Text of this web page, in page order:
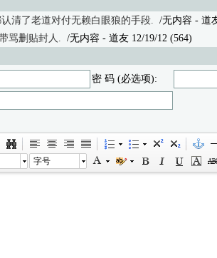
清了老道对付无赖白眼狼的手段. /无内容 - 道
骂删贴封人. /无内容 - 道友 12/19/12 (564)
密 码 (必选项):
字号